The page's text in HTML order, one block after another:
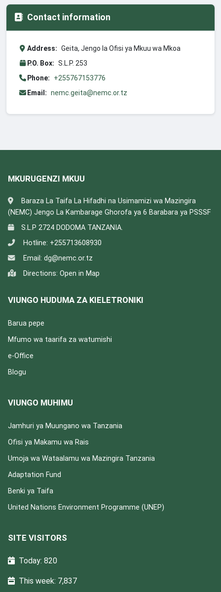
Contact information
Address: Geita, Jengo la Ofisi ya Mkuu wa Mkoa
P.O. Box: S.L.P. 253
Phone:
+255767153776
Email: nemc.geita@nemc.or.tz
MKURUGENZI MKUU
Baraza La Taifa La Hifadhi na Usimamizi wa Mazingira
(NEMC) Jengo La Kambarage Ghorofa ya 6 Barabara ya PSSSF
S.L.P 2724 DODOMA TANZANIA.
Hotline: +255713608930
Email: dg@nemc.or.tz
Directions: Open in Map
VIUNGO HUDUMA ZA KIELETRONIKI
Barua pepe
Mfumo wa taarifa za watumishi
e-Office
Blogu
VIUNGO MUHIMU
Jamhuri ya Muungano wa Tanzania
Ofisi ya Makamu wa Rais
Umoja wa Wataalamu wa Mazingira Tanzania
Adaptation Fund
Benki ya Taifa
United Nations Environment Programme (UNEP)
SITE VISITORS
Today: 820
This week: 7,837